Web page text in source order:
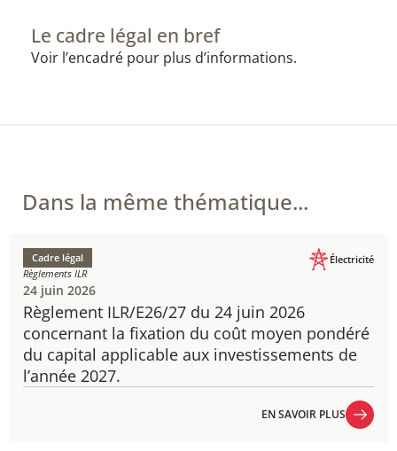
Le cadre légal en bref
Voir l’encadré pour plus d’informations.
Dans la même thématique...
Règlement ILR/E26/27 du 24 juin 2026
concernant la fixation du coût moyen pondéré
du capital applicable aux investissements de
l’année 2027.
Cadre légal
Règlements ILR
Électricité
24 juin 2026
EN SAVOIR PLUS